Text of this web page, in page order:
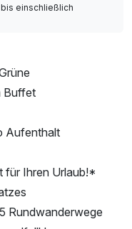
einschließlich
Buffet
Aufenthalt
für Ihren Urlaub!*
Rundwanderwege